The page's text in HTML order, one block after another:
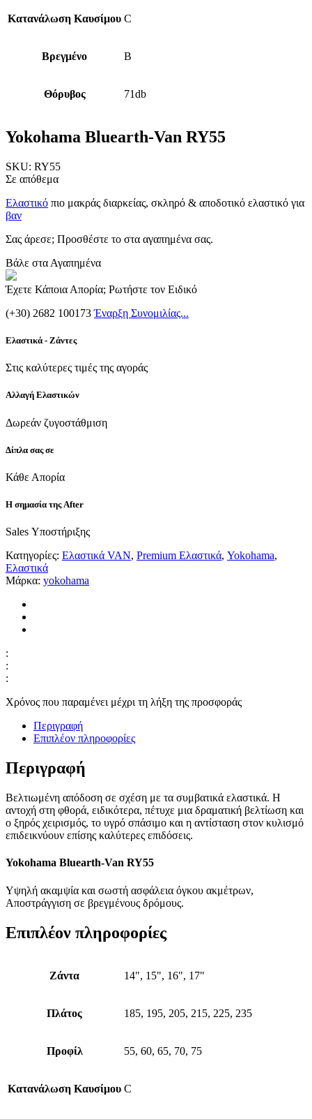
Κατανάλωση Καυσίμου C
Βρεγμένο B
Θόρυβος 71db
Yokohama Bluearth-Van RY55
SKU: RY55
Σε απόθεμα
Ελαστικό πιο μακράς διαρκείας, σκληρό & αποδοτικό ελαστικό για
βαν
Σας άρεσε; Προσθέστε το στα αγαπημένα σας.
Βάλε στα Αγαπημένα
Έχετε Κάποια Απορία; Ρωτήστε τον Ειδικό
(+30) 2682 100173Έναρξη Συνομιλίας...
Ελαστικά - Ζάντες
Στις καλύτερες τιμές της αγοράς
Αλλαγή Ελαστικών
Δωρεάν ζυγοστάθμιση
Δίπλα σας σε
Κάθε Απορία
Η σημασία της After
Sales Υποστήριξης
Κατηγορίες: Ελαστικά VAN, Premium Ελαστικά, Yokohama,
Ελαστικά
Μάρκα: yokohama
:
:
:
Χρόνος που παραμένει μέχρι τη λήξη της προσφοράς
Περιγραφή
Επιπλέον πληροφορίες
Περιγραφή
Βελτιωμένη απόδοση σε σχέση με τα συμβατικά ελαστικά. Η
αντοχή στη φθορά, ειδικότερα, πέτυχε μια δραματική βελτίωση και
ο ξηρός χειρισμός, το υγρό σπάσιμο και η αντίσταση στον κυλισμό
επιδεικνύουν επίσης καλύτερες επιδόσεις.
Yokohama Bluearth-Van RY55
Υψηλή ακαμψία και σωστή ασφάλεια όγκου ακμέτρων,
Αποστράγγιση σε βρεγμένους δρόμους.
Επιπλέον πληροφορίες
Ζάντα 14", 15", 16", 17"
Πλάτος 185, 195, 205, 215, 225, 235
Προφίλ 55, 60, 65, 70, 75
Κατανάλωση Καυσίμου C